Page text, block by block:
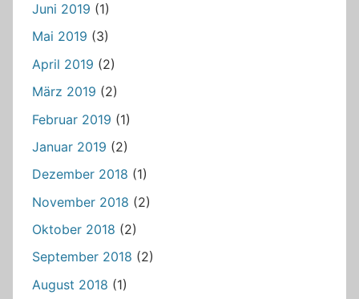
Juni 2019 (1)
Mai 2019 (3)
April 2019 (2)
März 2019 (2)
Februar 2019 (1)
Januar 2019 (2)
Dezember 2018 (1)
November 2018 (2)
Oktober 2018 (2)
September 2018 (2)
August 2018 (1)